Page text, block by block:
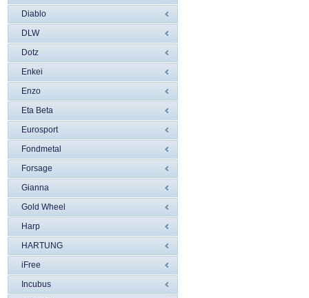
Diablo
DLW
Dotz
Enkei
Enzo
Eta Beta
Eurosport
Fondmetal
Forsage
Gianna
Gold Wheel
Harp
HARTUNG
iFree
Incubus